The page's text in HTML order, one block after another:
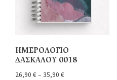
ΗΜΕΡΟΛΟΓΙΟ
ΔΑΣΚΑΛΟΥ 0018
26,90 € – 35,90 €